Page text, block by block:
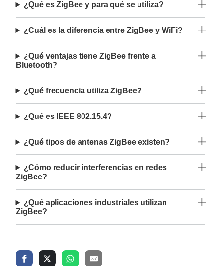
¿Qué es ZigBee y para qué se utiliza?
¿Cuál es la diferencia entre ZigBee y WiFi?
¿Qué ventajas tiene ZigBee frente a
Bluetooth?
¿Qué frecuencia utiliza ZigBee?
¿Qué es IEEE 802.15.4?
¿Qué tipos de antenas ZigBee existen?
¿Cómo reducir interferencias en redes
ZigBee?
¿Qué aplicaciones industriales utilizan
ZigBee?